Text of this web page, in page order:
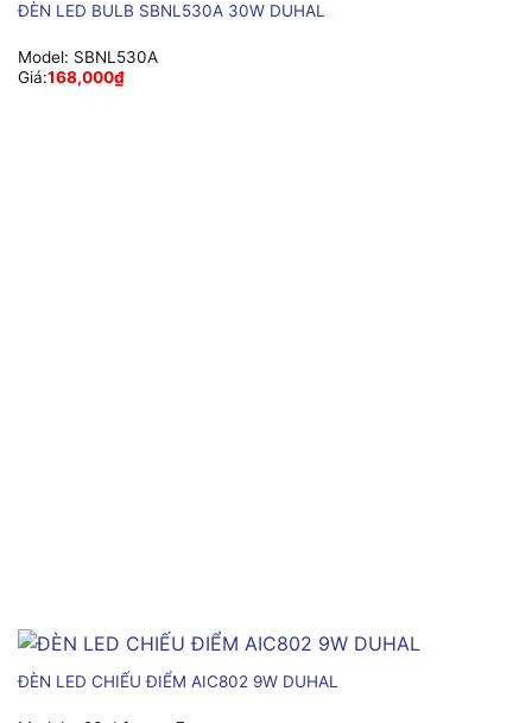
ĐÈN LED BULB SBNL530A 30W DUHAL
Model: SBNL530A
Giá:168,000₫
ĐÈN LED CHIẾU ĐIỂM AIC802 9W DUHAL